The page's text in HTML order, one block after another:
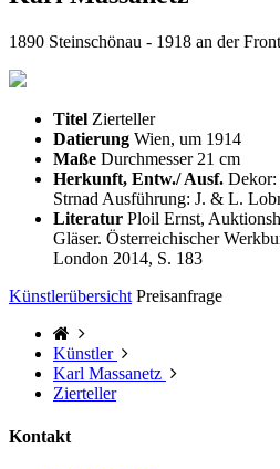
1890 Steinschönau - 1918 an der
Titel Zierteller
Datierung Wien, um 1914
Maße Durchmesser 21 cm
Herkunft, Entw./ Ausf. Dekor:
Strnad Ausführung: J. & L.
Literatur Ploil Ernst,
Gläser. Österreichischer
London 2014, S. 183
Künstlerübersicht Preisanfrage
Künstler
Karl Massanetz
Zierteller
Kontakt